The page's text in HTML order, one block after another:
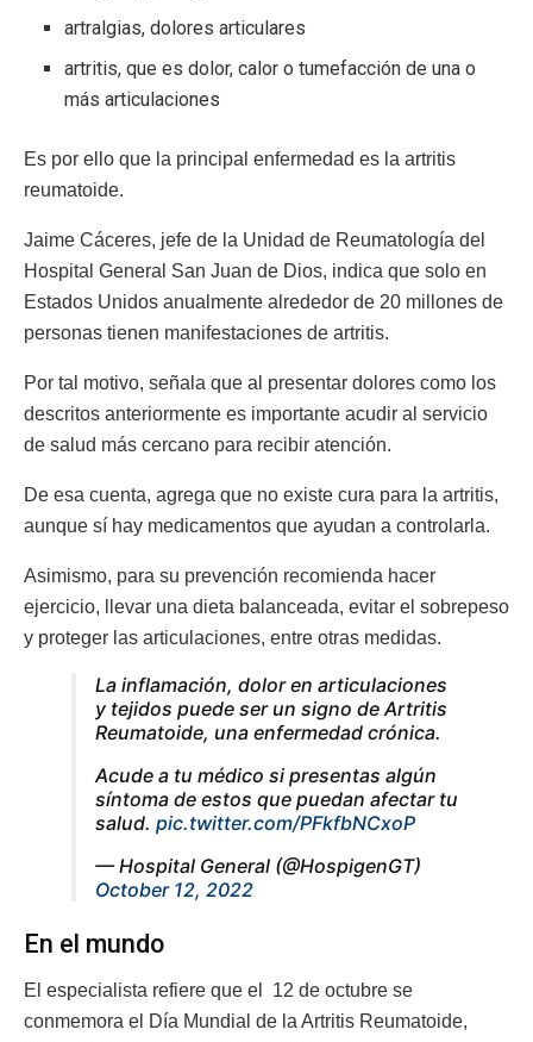
artralgias, dolores articulares
artritis, que es dolor, calor o tumefacción de una o
más articulaciones
Es por ello que la principal enfermedad es la artritis
reumatoide.
Jaime Cáceres, jefe de la Unidad de Reumatología del
Hospital General San Juan de Dios, indica que solo en
Estados Unidos anualmente alrededor de 20 millones de
personas tienen manifestaciones de artritis.
Por tal motivo, señala que al presentar dolores como los
descritos anteriormente es importante acudir al servicio
de salud más cercano para recibir atención.
De esa cuenta, agrega que no existe cura para la artritis,
aunque sí hay medicamentos que ayudan a controlarla.
Asimismo, para su prevención recomienda hacer
ejercicio, llevar una dieta balanceada, evitar el sobrepeso
y proteger las articulaciones, entre otras medidas.
La inflamación, dolor en articulaciones
y tejidos puede ser un signo de Artritis
Reumatoide, una enfermedad crónica.
Acude a tu médico si presentas algún
síntoma de estos que puedan afectar tu
salud. pic.twitter.com/PFkfbNCxoP
— Hospital General (@HospigenGT)
October 12, 2022
En el mundo
El especialista refiere que el 12 de octubre se
conmemora el Día Mundial de la Artritis Reumatoide,